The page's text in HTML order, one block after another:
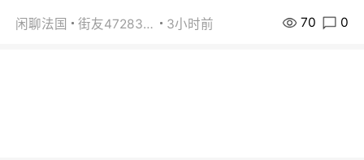
闲聊法国 街友472838572 3小时前 70 0